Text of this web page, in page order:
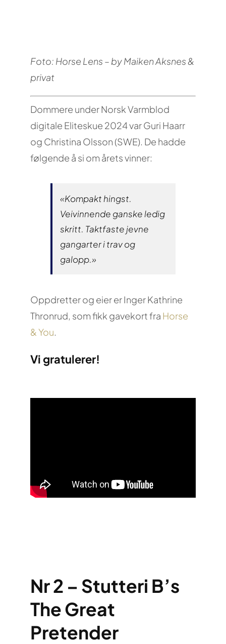
Foto: Horse Lens – by Maiken Aksnes &
privat
Dommere under Norsk Varmblod
digitale Eliteskue 2024 var Guri Haarr
og Christina Olsson (SWE). De hadde
følgende å si om årets vinner:
«Kompakt hingst.
Veivinnende ganske ledig
skritt. Taktfaste jevne
gangarter i trav og
galopp.»
Oppdretter og eier er Inger Kathrine
Thronrud, som fikk gavekort fra Horse
& You.
Vi gratulerer!
Nr 2 – Stutteri B’s
The Great
Pretender